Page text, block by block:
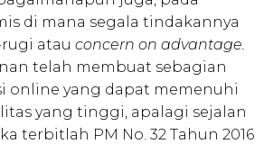
di mana segala tindakannya
atau concern on advantage.
telah membuat sebagian
online yang dapat memenuhi
yang tinggi, apalagi sejalan
terbitlah PM No. 32 Tahun 2016